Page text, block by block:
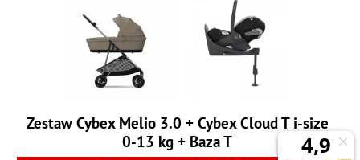
Zestaw Cybex Melio 3.0 + Cybex Cloud T i-size
0-13 kg + Baza T